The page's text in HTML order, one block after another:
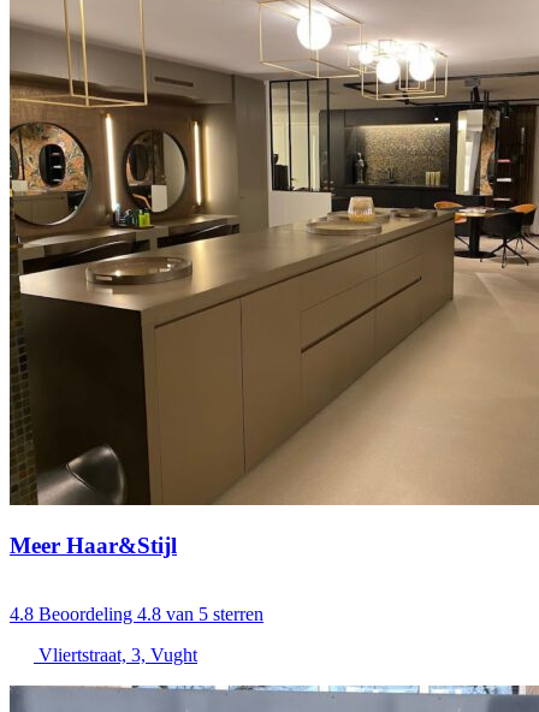
Meer Haar&Stijl
4.8 Beoordeling 4.8 van 5 sterren
Vliertstraat, 3, Vught